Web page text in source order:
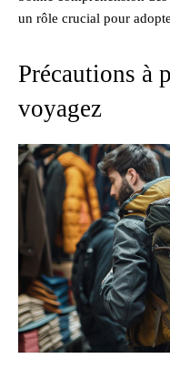
un rôle crucial pour
Précautions à
voyagez